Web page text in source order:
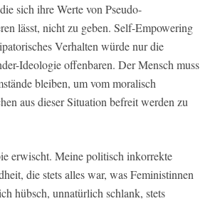
sich ihre Werte von Pseudo-
lässt, nicht zu geben. Self-Empowering
Verhalten würde nur die
Ideologie offenbaren. Der Mensch muss
bleiben, um vom moralisch
aus dieser Situation befreit werden zu
erwischt. Meine politisch inkorrekte
die stets alles war, was Feministinnen
hübsch, unnatürlich schlank, stets